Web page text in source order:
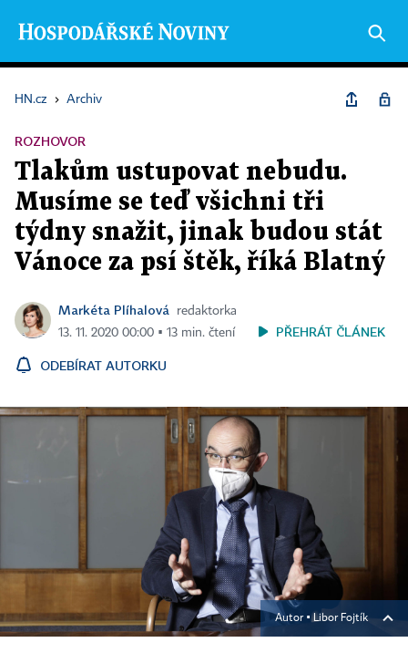
HN.cz › Archiv
ROZHOVOR
Tlakům ustupovat nebudu.
Musíme se teď všichni tři
týdny snažit, jinak budou stát
Vánoce za psí štěk, říká Blatný
Markéta Plíhalová
redaktorka
13. 11. 2020 00:00 ▪ 13 min. čtení
PŘEHRÁT ČLÁNEK
ODEBÍRAT AUTORKU
Autor ▪Libor Fojtík